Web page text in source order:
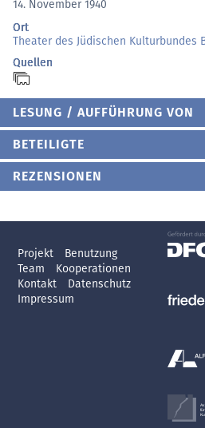
14. November 1940
Ort
Theater des Jüdischen Kulturbundes
Quellen
LESUNG / AUFFÜHRUNG VON
BETEILIGTE
REZENSIONEN
Projekt
Benutzung
Team
Kooperationen
Kontakt
Datenschutz
Impressum